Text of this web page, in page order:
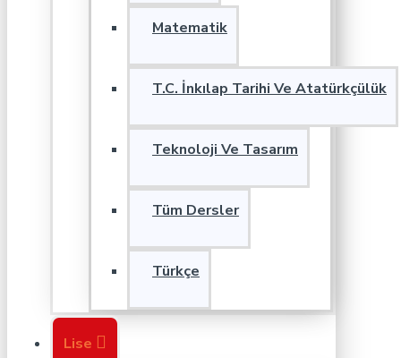
Matematik
T.C. İnkılap Tarihi Ve Atatürkçülük
Teknoloji Ve Tasarım
Tüm Dersler
Türkçe
Lise